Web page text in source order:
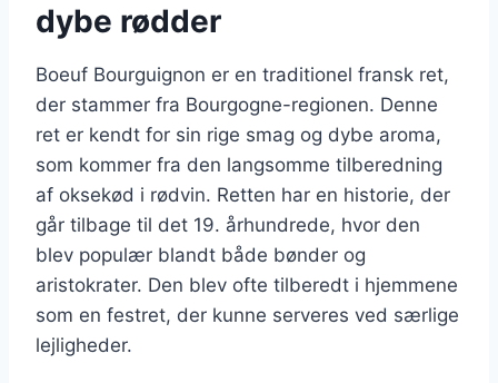
dybe rødder
Boeuf Bourguignon er en traditionel fransk ret,
der stammer fra Bourgogne-regionen. Denne
ret er kendt for sin rige smag og dybe aroma,
som kommer fra den langsomme tilberedning
af oksekød i rødvin. Retten har en historie, der
går tilbage til det 19. århundrede, hvor den
blev populær blandt både bønder og
aristokrater. Den blev ofte tilberedt i hjemmene
som en festret, der kunne serveres ved særlige
lejligheder.